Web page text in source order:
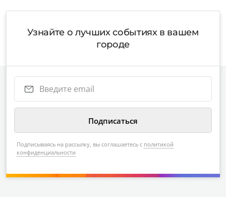
Узнайте о лучших событиях в вашем
городе
Подписываясь на рассылку, вы соглашаетесь с политикой
конфиденциальности